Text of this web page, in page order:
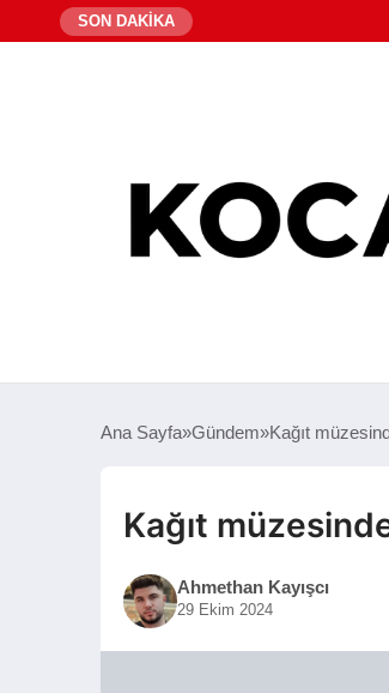
SON DAKİKA
Ana Sayfa Gündem Kağıt
Kağıt
Ahmethan Kayışcı
29 Ekim 2024